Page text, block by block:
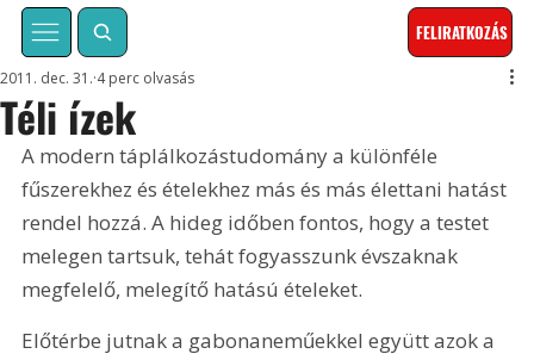
FELIRATKOZÁS
Téli ízek
2011. dec. 31. 4 perc olvasás
A modern táplálkozástudomány a különféle
fűszerekhez és ételekhez más és más élettani hatást
rendel hozzá. A hideg időben fontos, hogy a testet
melegen tartsuk, tehát fogyasszunk évszaknak
megfelelő, melegítő hatású ételeket.
Előtérbe jutnak a gabonaneműekkel együtt azok a